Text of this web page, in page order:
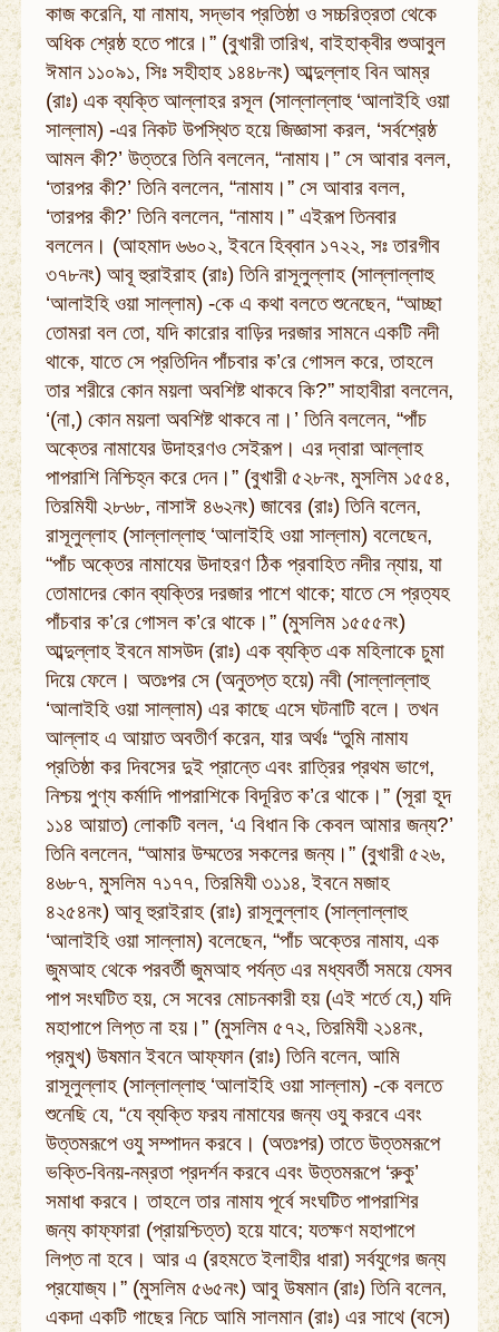
কাজ করেনি, যা নামায, সদ্ভাব প্রতিষ্ঠা ও সচ্চরিত্রতা থেকে
অধিক শ্রেষ্ঠ হতে পারে।” (বুখারী তারিখ, বাইহাক্বীর শুআবুল
ঈমান ১১০৯১, সিঃ সহীহাহ ১৪৪৮নং) আব্দুল্লাহ বিন আম্‌র
(রাঃ) এক ব্যক্তি আল্লাহর রসূল (সাল্লাল্লাহু ‘আলাইহি ওয়া
সাল্লাম) -এর নিকট উপস্থিত হয়ে জিজ্ঞাসা করল, ‘সর্বশ্রেষ্ঠ
আমল কী?’ উত্তরে তিনি বললেন, “নামায।” সে আবার বলল,
‘তারপর কী?’ তিনি বললেন, “নামায।” সে আবার বলল,
‘তারপর কী?’ তিনি বললেন, “নামায।” এইরূপ তিনবার
বললেন। (আহমাদ ৬৬০২, ইবনে হিব্বান ১৭২২, সঃ তারগীব
৩৭৮নং) আবূ হুরাইরাহ (রাঃ) তিনি রাসূলুল্লাহ (সাল্লাল্লাহু
‘আলাইহি ওয়া সাল্লাম) -কে এ কথা বলতে শুনেছেন, “আচ্ছা
তোমরা বল তো, যদি কারোর বাড়ির দরজার সামনে একটি নদী
থাকে, যাতে সে প্রতিদিন পাঁচবার ক’রে গোসল করে, তাহলে
তার শরীরে কোন ময়লা অবশিষ্ট থাকবে কি?” সাহাবীরা বললেন,
‘(না,) কোন ময়লা অবশিষ্ট থাকবে না।’ তিনি বললেন, “পাঁচ
অক্তের নামাযের উদাহরণও সেইরূপ। এর দ্বারা আল্লাহ
পাপরাশি নিশ্চিহ্ন করে দেন।” (বুখারী ৫২৮নং, মুসলিম ১৫৫৪,
তিরমিযী ২৮৬৮, নাসাঈ ৪৬২নং) জাবের (রাঃ) তিনি বলেন,
রাসূলুল্লাহ (সাল্লাল্লাহু ‘আলাইহি ওয়া সাল্লাম) বলেছেন,
“পাঁচ অক্তের নামাযের উদাহরণ ঠিক প্রবাহিত নদীর ন্যায়, যা
তোমাদের কোন ব্যক্তির দরজার পাশে থাকে; যাতে সে প্রত্যহ
পাঁচবার ক’রে গোসল ক’রে থাকে।” (মুসলিম ১৫৫৫নং)
আব্দুল্লাহ ইবনে মাসউদ (রাঃ) এক ব্যক্তি এক মহিলাকে চুমা
দিয়ে ফেলে। অতঃপর সে (অনুতপ্ত হয়ে) নবী (সাল্লাল্লাহু
‘আলাইহি ওয়া সাল্লাম) এর কাছে এসে ঘটনাটি বলে। তখন
আল্লাহ এ আয়াত অবতীর্ণ করেন, যার অর্থঃ “তুমি নামায
প্রতিষ্ঠা কর দিবসের দুই প্রান্তে এবং রাত্রির প্রথম ভাগে,
নিশ্চয় পুণ্য কর্মাদি পাপরাশিকে বিদূরিত ক’রে থাকে।” (সূরা হূদ
১১৪ আয়াত) লোকটি বলল, ‘এ বিধান কি কেবল আমার জন্য?’
তিনি বললেন, “আমার উম্মতের সকলের জন্য।” (বুখারী ৫২৬,
৪৬৮৭, মুসলিম ৭১৭৭, তিরমিযী ৩১১৪, ইবনে মজাহ
৪২৫৪নং) আবূ হুরাইরাহ (রাঃ) রাসূলুল্লাহ (সাল্লাল্লাহু
‘আলাইহি ওয়া সাল্লাম) বলেছেন, “পাঁচ অক্তের নামায, এক
জুমআহ থেকে পরবর্তী জুমআহ পর্যন্ত এর মধ্যবর্তী সময়ে যেসব
পাপ সংঘটিত হয়, সে সবের মোচনকারী হয় (এই শর্তে যে,) যদি
মহাপাপে লিপ্ত না হয়।” (মুসলিম ৫৭২, তিরমিযী ২১৪নং,
প্রমুখ) উষমান ইবনে আফ্‌ফান (রাঃ) তিনি বলেন, আমি
রাসূলুল্লাহ (সাল্লাল্লাহু ‘আলাইহি ওয়া সাল্লাম) -কে বলতে
শুনেছি যে, “যে ব্যক্তি ফরয নামাযের জন্য ওযু করবে এবং
উত্তমরূপে ওযু সম্পাদন করবে। (অতঃপর) তাতে উত্তমরূপে
ভক্তি-বিনয়-নম্রতা প্রদর্শন করবে এবং উত্তমরূপে ‘রুকু’
সমাধা করবে। তাহলে তার নামায পূর্বে সংঘটিত পাপরাশির
জন্য কাফ্‌ফারা (প্রায়শ্চিত্ত) হয়ে যাবে; যতক্ষণ মহাপাপে
লিপ্ত না হবে। আর এ (রহমতে ইলাহীর ধারা) সর্বযুগের জন্য
প্রযোজ্য।” (মুসলিম ৫৬৫নং) আবু উষমান (রাঃ) তিনি বলেন,
একদা একটি গাছের নিচে আমি সালমান (রাঃ) এর সাথে (বসে)